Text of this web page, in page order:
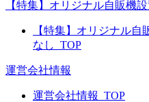
【特集】オリジナル自販機
【特集】オリジナル
なし_TOP
運営会社情報
運営会社情報_TOP